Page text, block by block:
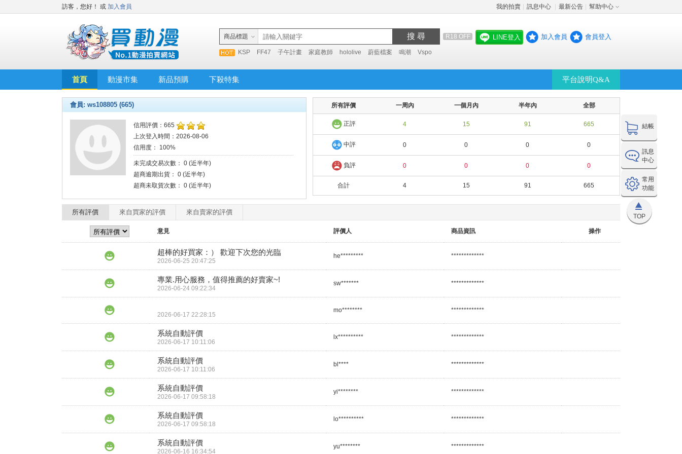
訪客，您好！ 或 加入會員 我的拍賣 訊息中心 最新公告 幫助中心
商品標題 搜 尋 R18 OFF
KSP FF47 子午計畫 家庭教師 hololive 蔚藍檔案 鳴潮 Vspo
LINE登入 加入會員 會員登入
首頁 動漫市集 新品預購 下殺特集 平台說明Q&A
結帳
訊息
中心
常用
功能
TOP
會員: ws108805 (665)
信用評價：665
上次登入時間：2026-08-06
信用度： 100%
未完成交易次數： 0 (近半年)
超商逾期出貨： 0 (近半年)
超商未取貨次數： 0 (近半年)
所有評價 一周內 一個月內 半年內 全部
正評 4 15 91 665
中評 0 0 0 0
負評 0 0 0 0
合計 4 15 91 665
所有評價 來自買家的評價 來自賣家的評價
意見 評價人 商品資訊 操作
超棒的好買家：） 歡迎下次您的光臨
2026-06-25 20:47:25
he********* *************
專業.用心服務，值得推薦的好賣家~!
2026-06-24 09:22:34
sw******* *************
2026-06-17 22:28:15
mo******** *************
系統自動評價
2026-06-17 10:11:06
lx********** *************
系統自動評價
2026-06-17 10:11:06
bl**** *************
系統自動評價
2026-06-17 09:58:18
yi******** *************
系統自動評價
2026-06-17 09:58:18
lo********** *************
系統自動評價
2026-06-16 16:34:54
yu******** *************